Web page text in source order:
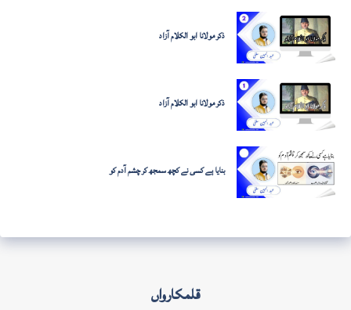
ذکر مولانا ابو الکلام آزاد
ذکر مولانا ابو الکلام آزاد
بنایا ہے کسی نے کچھ سمجھ کر چشم آدم کو
قلمکارواں